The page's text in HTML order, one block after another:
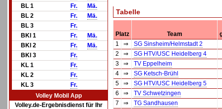
BL 1
Fr.
Mä.
BL 2
Fr.
Mä.
BL 3
Fr.
BKl 1
Fr.
Mä.
BKl 2
Fr.
Mä.
BKl 3
Fr.
KL 1
Fr.
KL 2
Fr.
KL 3
Fr.
Volley Mobil App
Volley.de-Ergebnisdienst für Ihr
Tabelle
Platz Team
1
⇒
SG Sinsheim/Helmstadt 2
2
⇒
SG HTV/USC Heidelberg 4
3
⇒
TV Eppelheim
4
⇒
SG Ketsch-Brühl
5
⇒
SG HTV/USC Heidelberg 5
6
⇒
TV Schwetzingen
7
⇒
TG Sandhausen